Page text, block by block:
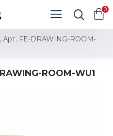
0
Арт. FE-DRAWING-ROOM-
ROOM-WU1